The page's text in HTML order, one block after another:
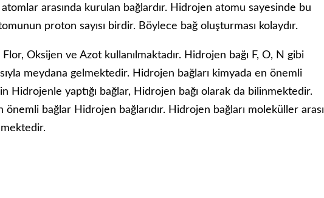
atomlar arasında kurulan bağlardır. Hidrojen atomu sayesinde bu
proton sayısı birdir. Böylece bağ oluşturması kolaydır.
Oksijen ve Azot kullanılmaktadır. Hidrojen bağı F, O, N gibi
meydana gelmektedir. Hidrojen bağları kimyada en önemli
Hidrojenle yaptığı bağlar, Hidrojen bağı olarak da bilinmektedir.
önemli bağlar Hidrojen bağlarıdır. Hidrojen bağları moleküller arası